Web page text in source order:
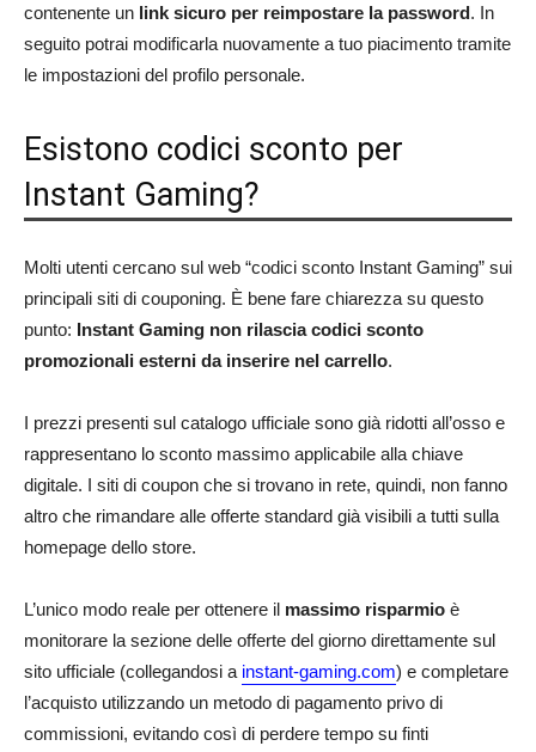
contenente un link sicuro per reimpostare la password. In
seguito potrai modificarla nuovamente a tuo piacimento tramite
le impostazioni del profilo personale.
Esistono codici sconto per
Instant Gaming?
Molti utenti cercano sul web “codici sconto Instant Gaming” sui
principali siti di couponing. È bene fare chiarezza su questo
punto: Instant Gaming non rilascia codici sconto
promozionali esterni da inserire nel carrello.
I prezzi presenti sul catalogo ufficiale sono già ridotti all’osso e
rappresentano lo sconto massimo applicabile alla chiave
digitale. I siti di coupon che si trovano in rete, quindi, non fanno
altro che rimandare alle offerte standard già visibili a tutti sulla
homepage dello store.
L’unico modo reale per ottenere il massimo risparmio è
monitorare la sezione delle offerte del giorno direttamente sul
sito ufficiale (collegandosi a instant-gaming.com) e completare
l’acquisto utilizzando un metodo di pagamento privo di
commissioni, evitando così di perdere tempo su finti